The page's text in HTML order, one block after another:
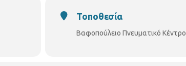
Τοποθεσία
Βαφοπούλειο Πνευματικό Κέντρο